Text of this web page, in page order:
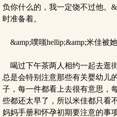
负你什么的，我一定饶不过他。
时准备着。
&amp;噗嗤hellip;&amp;米佳被
喝过下午茶两人相约一起去逛
总是会特别注意那些有关婴幼儿
子，每一件都看上去很有意思，
些都还太早了，所以米佳都只看
妈妈手册和怀孕初期要注意的事